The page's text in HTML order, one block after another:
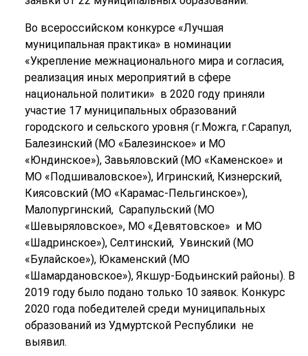
Во всероссийском конкурсе «Лучшая
муниципальная практика» в номинации
«Укрепление межнационального мира и согласия,
реализация иных мероприятий в сфере
национальной политики» в 2020 году приняли
участие 17 муниципальных образований
городского и сельского уровня (г.Можга, г.Сарапул,
Балезинский (МО «Балезинское» и МО
«Юндинское»), Завьяловский (МО «Каменское» и
МО «Подшиваловское»), Игринский, Кизнерский,
Киясовский (МО «Карамас-Пельгинское»),
Малопургинский, Сарапульский (МО
«Шевыряловское», МО «Девятовское» и МО
«Шадринское»), Селтинский, Увинский (МО
«Булайское»), Юкаменский (МО
«Шамардановское»), Якшур-Бодьинский районы). В
2019 году было подано только 10 заявок. Конкурс
2020 года победителей среди муниципальных
образований из Удмуртской Республики не
выявил.